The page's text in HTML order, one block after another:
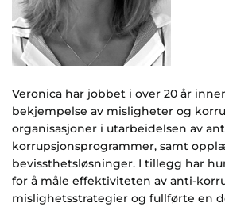
Veronica har jobbet i over 20 år
bekjempelse av misligheter og
organisasjoner i utarbeidelsen av
korrupsjonsprogrammer, samt
bevissthetsløsninger. I tillegg har
for å måle effektiviteten av anti-
mislighetsstrategier og fullførte en